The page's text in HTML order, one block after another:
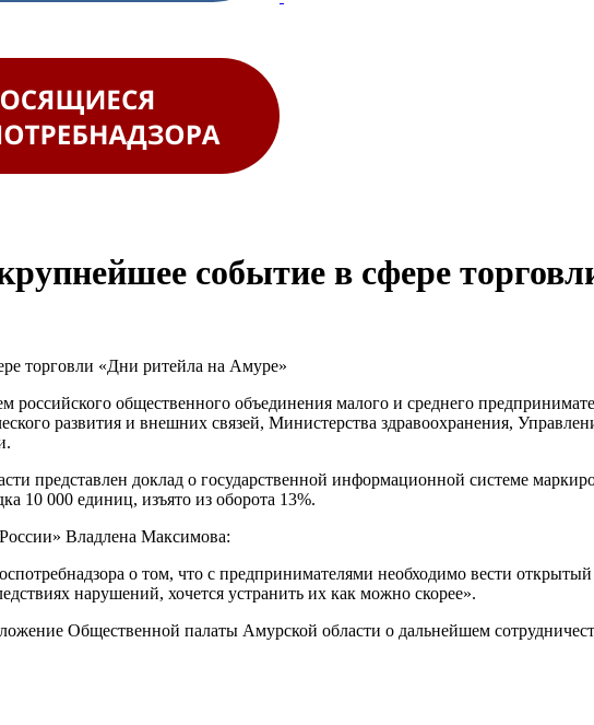
событие в сфере
торговли «Дни ритейла на Амуре»
российского общественного объединения малого и среднего
развития и внешних связей, Министерства здравоохранения,
представлен доклад о государственной информационной системе
10 000 единиц, изъято из оборота 13%.
Владлена Максимова:
о том, что с предпринимателями необходимо вести открытый
нарушений, хочется устранить их как можно скорее».
Общественной палаты Амурской области о дальнейшем